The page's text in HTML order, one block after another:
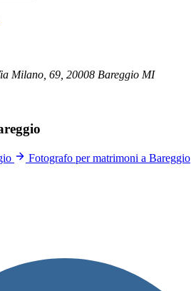
Milano, 69, 20008 Bareggio MI
Fotografo per matrimoni a Bareggio